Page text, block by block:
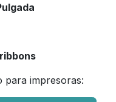
para impresoras: